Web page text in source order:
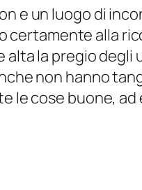
e un luogo di
certamente alla
la pregio
non hanno
le cose buone,